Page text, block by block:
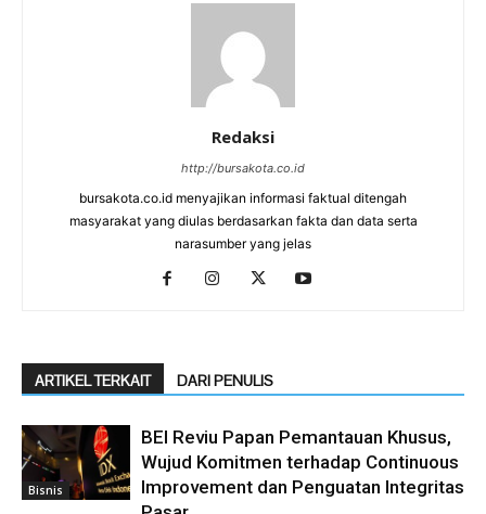
Redaksi
http://bursakota.co.id
bursakota.co.id menyajikan informasi faktual ditengah
masyarakat yang diulas berdasarkan fakta dan data serta
narasumber yang jelas
ARTIKEL TERKAIT DARI PENULIS
Bisnis
BEI Reviu Papan Pemantauan Khusus,
Wujud Komitmen terhadap Continuous
Improvement dan Penguatan Integritas